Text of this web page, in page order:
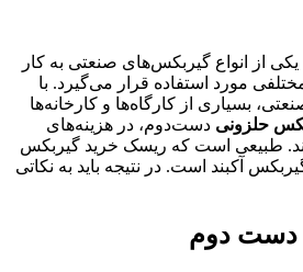
از انواع گیربکس‌های صنعتی به کار
مورد استفاده قرار می‌گیرد. با
بسیاری از کارگاه‌ها و کارخانه‌ها
حلزونی دست‌دوم، در هزینه‌های
طبیعی است که ریسک خرید گیربکس
آکبند است. در نتیجه باید به نکاتی
دست دوم